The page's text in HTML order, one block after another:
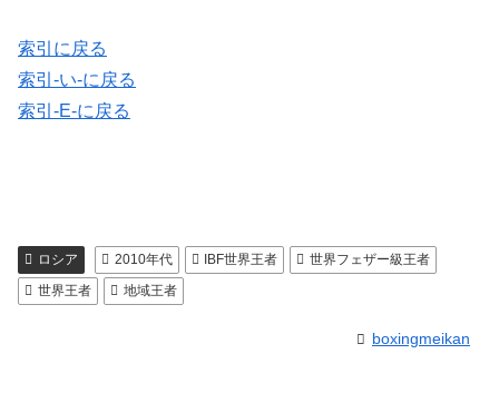
索引に戻る
索引-い-に戻る
索引-E-に戻る
ロシア 2010年代 IBF世界王者
世界フェザー級王者
世界王者
地域王者
boxingmeikan